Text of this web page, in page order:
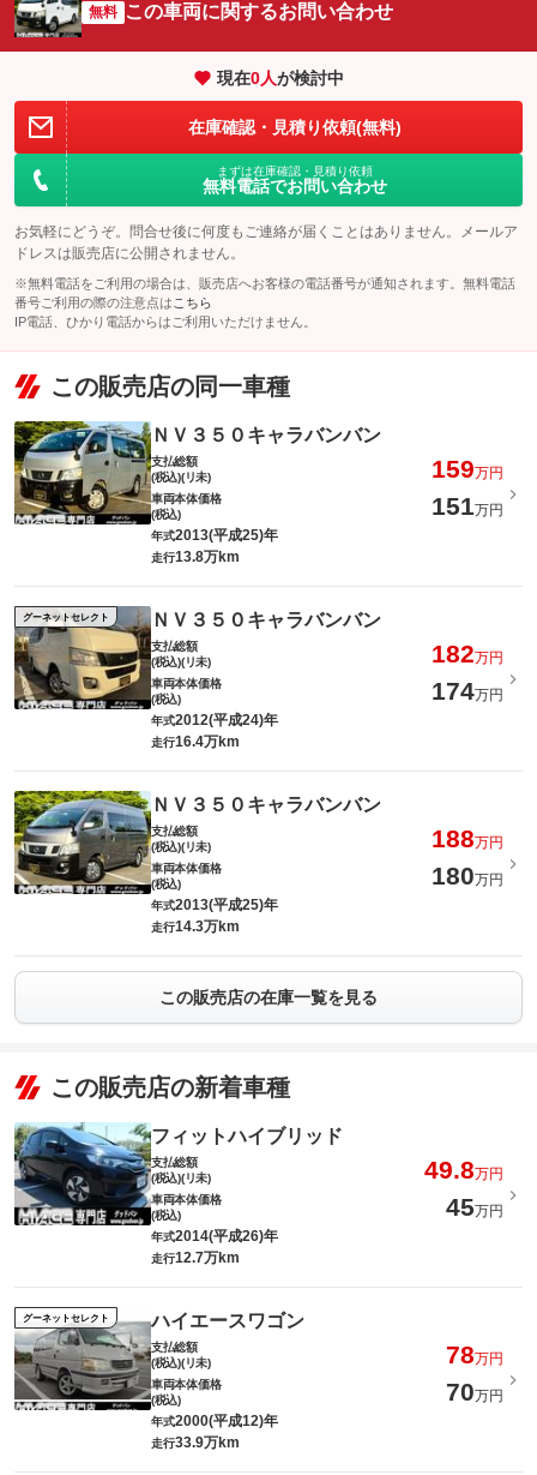
無料 この車両に関するお問い合わせ
現在0人が検討中
在庫確認・見積り依頼(無料)
まずは在庫確認・見積り依頼
無料電話でお問い合わせ
お気軽にどうぞ。問合せ後に何度もご連絡が届くことはありません。メールア
ドレスは販売店に公開されません。
※無料電話をご利用の場合は、販売店へお客様の電話番号が通知されます。無料電話
番号ご利用の際の注意点は こちら
IP電話、ひかり電話からはご利用いただけません。
この販売店の同一車種
ＮＶ３５０キャラバンバン
支払総額
(税込)(リ未)
159万円
車両本体価格
(税込)
151万円
年式2013(平成25)年
走行13.8万km
グーネットセレクト ＮＶ３５０キャラバンバン
支払総額
(税込)(リ未)
182万円
車両本体価格
(税込)
174万円
年式2012(平成24)年
走行16.4万km
ＮＶ３５０キャラバンバン
支払総額
(税込)(リ未)
188万円
車両本体価格
(税込)
180万円
年式2013(平成25)年
走行14.3万km
この販売店の在庫一覧を見る
この販売店の新着車種
フィットハイブリッド
支払総額
(税込)(リ未)
49.8万円
車両本体価格
(税込)
45万円
年式2014(平成26)年
走行12.7万km
グーネットセレクト ハイエースワゴン
支払総額
(税込)(リ未)
78万円
車両本体価格
(税込)
70万円
年式2000(平成12)年
走行33.9万km